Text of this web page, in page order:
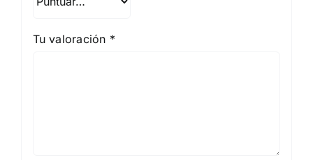
Tu valoración *